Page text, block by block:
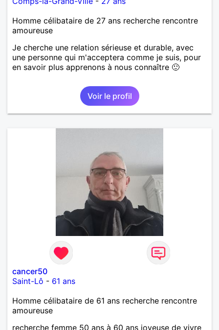
Homme célibataire de 27 ans recherche rencontre
amoureuse
Je cherche une relation sérieuse et durable, avec
une personne qui m'acceptera comme je suis, pour
en savoir plus apprenons à nous connaître 🙂
Voir le profil
cancer50
Saint-Lô - 61 ans
Homme célibataire de 61 ans recherche rencontre
amoureuse
recherche femme 50 ans à 60 ans joyeuse de vivre